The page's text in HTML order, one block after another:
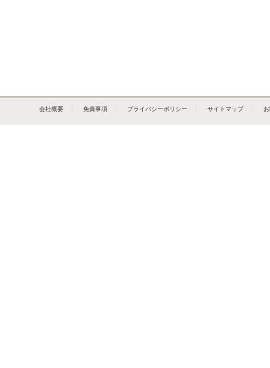
会社概要 免責事項 プライバシーポリシー サイトマップ｜